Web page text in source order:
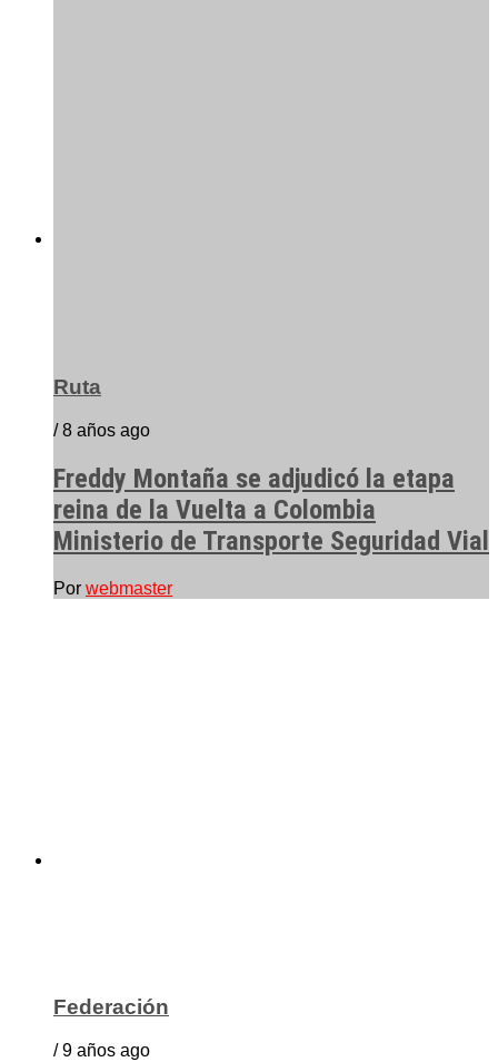
Ruta
/ 8 años ago
Freddy Montaña se adjudicó la etapa
reina de la Vuelta a Colombia
Ministerio de Transporte Seguridad Vial
Por webmaster
Federación
/ 9 años ago